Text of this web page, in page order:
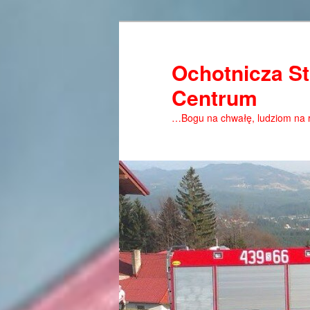
Ochotnicza
Centrum
…Bogu na chwałę, ludziom